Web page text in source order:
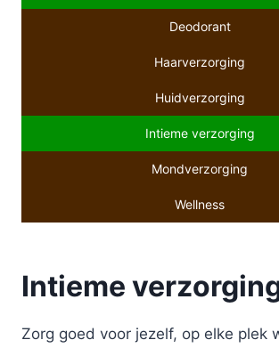
Deodorant
Haarverzorging
Huidverzorging
Intieme verzorging
Mondverzorging
Wellness
Intieme
Zorg goed voor jezelf, op elke plek